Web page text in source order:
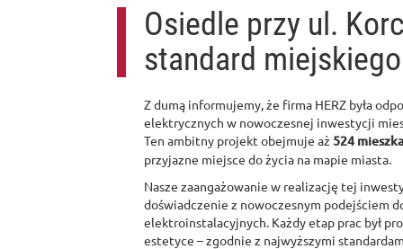
Osiedle przy ul.
standard
Z dumą informujemy, że firma HERZ była
elektrycznych w nowoczesnej inwestycji
Ten ambitny projekt obejmuje aż 524
przyjazne miejsce do życia na mapie miasta.
Nasze zaangażowanie w realizację tej
doświadczenie z nowoczesnym podejściem
elektroinstalacyjnych. Każdy etap prac był
estetyce – zgodnie z najwyższymi